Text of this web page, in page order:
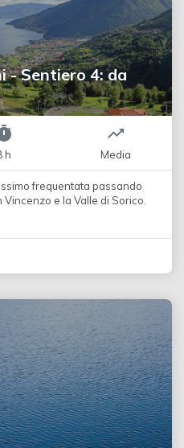
- Sentiero 4: da
h Media
frequentata passando
e la Valle di Sorico.